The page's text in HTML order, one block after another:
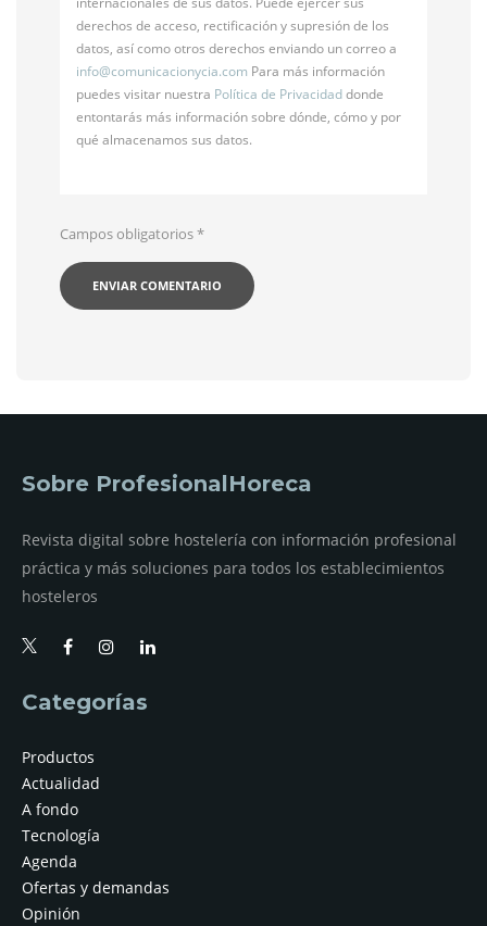
derechos de acceso, rectificación y supresión de los
datos, así como otros derechos enviando un correo a
info@comunicacionycia.com Para más información
puedes visitar nuestra Política de Privacidaddonde
entontarás más información sobre dónde, cómo y por
qué almacenamos sus datos.
Campos obligatorios*
Sobre ProfesionalHoreca
Revista digital sobre hostelería con información profesional
práctica y más soluciones para todos los establecimientos
hosteleros
Categorías
Productos
Actualidad
A fondo
Tecnología
Agenda
Ofertas y demandas
Opinión